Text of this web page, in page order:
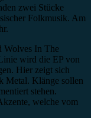
zwei Stücke
Folkmusik. Am
Wolves In The
wird die EP von
Hier zeigt sich
Metal. Klänge sollen
stehen.
welche vom